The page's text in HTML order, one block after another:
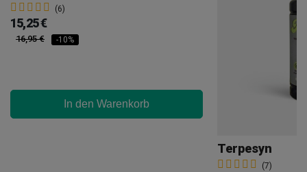
(6)
15,25 €
16,95 € -10%
In den Warenkorb
Terpesyn
(7)